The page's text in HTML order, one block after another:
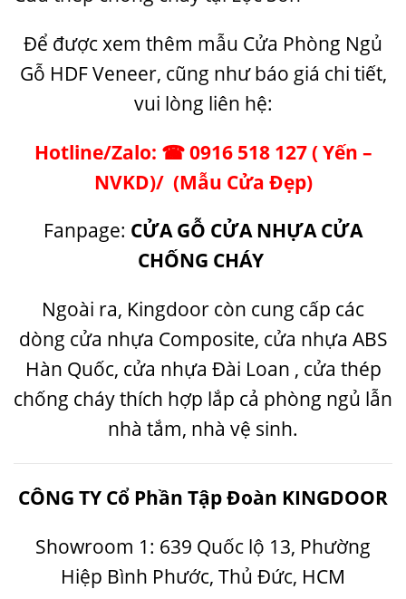
Để được xem thêm mẫu Cửa Phòng Ngủ
Gỗ HDF Veneer, cũng như báo giá chi tiết,
vui lòng liên hệ:
Hotline/Zalo: ☎ 0916 518 127 ( Yến –
NVKD)/(Mẫu Cửa Đẹp)
Fanpage: CỬA GỖ CỬA NHỰA CỬA
CHỐNG CHÁY
Ngoài ra, Kingdoor còn cung cấp các
dòng cửa nhựa Composite, cửa nhựa ABS
Hàn Quốc, cửa nhựa Đài Loan , cửa thép
chống cháythích hợp lắp cả phòng ngủ lẫn
nhà tắm, nhà vệ sinh.
CÔNG TY Cổ Phần Tập Đoàn KINGDOOR
Showroom 1: 639 Quốc lộ 13, Phường
Hiệp Bình Phước, Thủ Đức, HCM